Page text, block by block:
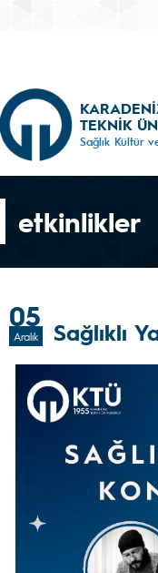
TEKNİK
Sağlık Kültür
etkinlikler
05
Aralık Sağlıklı